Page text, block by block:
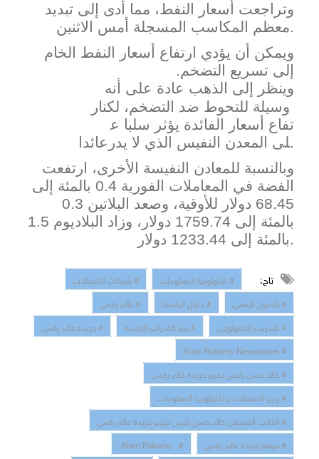
وتراجعت أسعار النفط، مما أدى إلى تبديد ​
معظم المكاسب المسجلة أمس الاثنين.
ويمكن أن يؤدي ارتفاع أسعار النفط الخام
إلى تسريع التضخم.
‌وينظر
إلى الذهب عادة على
أنه
وسيلة للتحوط ضد التضخم، لكنار
تفاع
أسعار الفائدة يؤثر سلبا ع
لى
المعدن النفيس الذي لا يدر عائدا
.
وبالنسبة للمعادن النفيسة الأخرى، ارتفعت
الفضة في المعاملات الفورية 0.4 بالمئة إلى
68.45 دولار للأوقية، وصعد البلاتين 0.3
بالمئة إلى 1759.74 دولار، وزاد البلاديوم 1.5
بالمئة ​إلى 1233.44 دولار.
تاج: # تكنولوجيا المعلومات
# شبكات الاتصالات
# التحول الرقمي
# حلول الرقمنة
# عالم رقمي
# التدريب التكنولوجي
# بناء القدرات الرقمية
# جريدة عالم رقمي
# Alam Rakamy Newspaper
# خالد حسن رئيس تحرير جريدة عالم رقمي
# وزير الاتصالات وتكنولوجيا المعلومات
# الكاتب الصحفي خالد حسن رئيس تحرير جريدة عالم رقمي
# موقع جريدة عالم رقمي
# Alam Rakamy